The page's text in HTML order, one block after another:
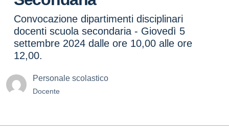
Convocazione dipartimenti disciplinari
docenti scuola secondaria - Giovedì 5
settembre 2024 dalle ore 10,00 alle ore
12,00.
Personale scolastico
Docente